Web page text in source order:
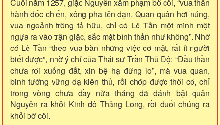
Cuối năm 1257, giặc Nguyên xâm phạm bờ cõi, “vua thân
hành đốc chiến, xông pha tên đạn. Quan quân hơi núng,
vua ngoảnh trông tả hữu, chỉ có Lê Tần một mình một
ngựa ra vào trận giặc, sắc mặt bình thản như không”. Nhờ
có Lê Tần “theo vua bàn những việc cơ mật, rất ít người
biết được”, nhờ ý chí của Thái sư Trần Thủ Độ: “Đầu thần
chưa rơi xuống đất, xin bệ hạ đừng lo”, mà vua quan,
binh tướng vững dạ kiên thủ, rồi chớp được thời cơ, chỉ
trong vòng chưa đầy nửa tháng đã đánh bật quân
Nguyên ra khỏi Kinh đô Thăng Long, rồi đuổi chúng ra
khỏi bờ cõi.